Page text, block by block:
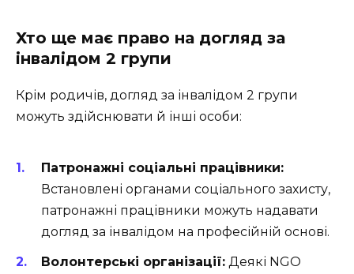
Хто ще має право на догляд за
інвалідом 2 групи
Крім родичів, догляд за інвалідом 2 групи
можуть здійснювати й інші особи:
Патронажні соціальні працівники:
Встановлені органами соціального захисту,
патронажні працівники можуть надавати
догляд за інвалідом на професійній основі.
Волонтерські організації: Деякі NGO